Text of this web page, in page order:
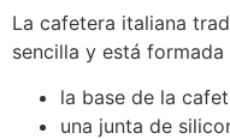
La cafetera italiana
sencilla y está formada
la base de la
una junta de